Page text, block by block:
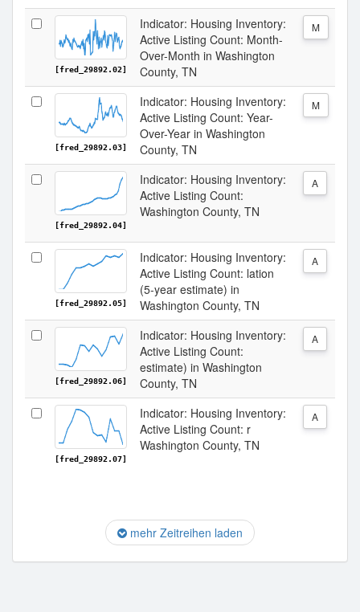
[fred_29892.02]
Indicator: Housing Inventory:
Active Listing Count: Month-
Over-Month in Washington
County, TN
M
[fred_29892.03]
Indicator: Housing Inventory:
Active Listing Count: Year-
Over-Year in Washington
County, TN
M
[fred_29892.04]
Indicator: Housing Inventory:
Active Listing Count:
Washington County, TN
A
[fred_29892.05]
Indicator: Housing Inventory:
Active Listing Count: lation
(5-year estimate) in
Washington County, TN
A
[fred_29892.06]
Indicator: Housing Inventory:
Active Listing Count:
estimate) in Washington
County, TN
A
[fred_29892.07]
Indicator: Housing Inventory:
Active Listing Count: r
Washington County, TN
A
mehr Zeitreihen laden